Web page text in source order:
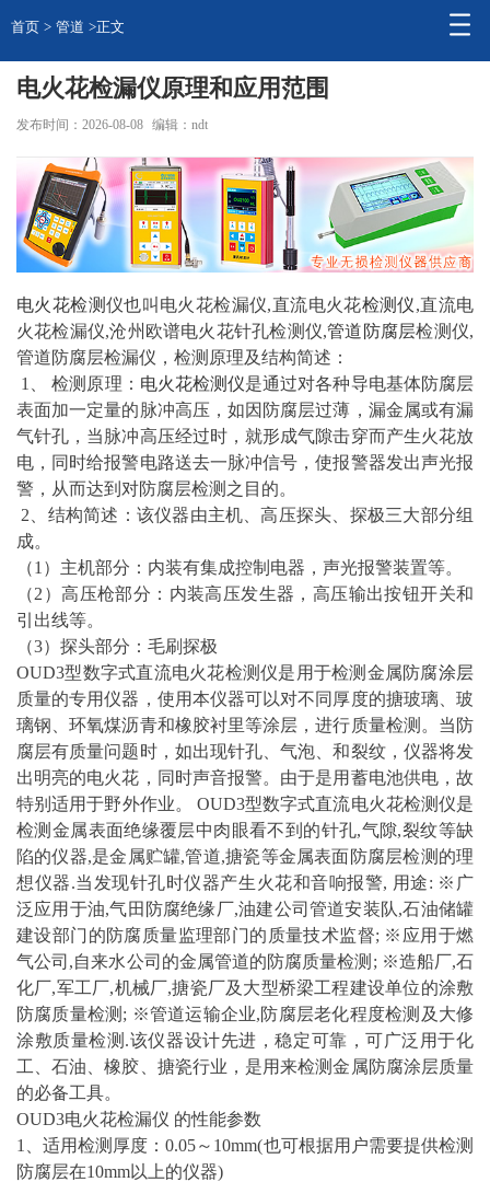
首页 > 管道 >正文
电火花检漏仪原理和应用范围
发布时间：2026-08-08 编辑：ndt
电火花检测仪也叫电火花检漏仪,直流电火花检测仪,直流电
火花检漏仪,沧州欧谱电火花针孔检测仪,管道 防腐层检测仪,
管道防腐层检漏仪，检测原理及结构简述：
1、 检测原理： 电火花检测仪是通过对各种导电基体防腐层
表面加一定量的脉冲高压，如因防腐层过薄，漏金属或有漏
气针孔，当脉冲高压经过时，就形成气隙击穿而产生火花放
电，同时给报警电路送去一脉冲信号，使报警器发出声光报
警，从而达到对防腐层检测之目的。
2、结构简述：该仪器由主机、高压探头、探极三大部分组
成。
（1）主机部分：内装有集成控制电器，声光报警装置等。
（2）高压枪部分：内装高压发生器，高压输出按钮开关和
引出线等。
（3）探头部分：毛刷探极
OUD3型数字式直流电火花检测仪是用于检测金属防腐涂层
质量的专用仪器，使用本仪器可以对不同厚度的搪玻璃、玻
璃钢、环氧煤沥青和橡胶衬里等涂层，进行质量检测。当防
腐层有质量问题时，如出现针孔、气泡、和裂纹，仪器将发
出明亮的电火花，同时声音报警。由于是用蓄电池供电，故
特别适用于野外作业。 OUD3型数字式直流电火花检测仪是
检测金属表面绝缘覆层中肉眼看不到的针孔,气隙,裂纹等缺
陷的仪器,是金属贮罐,管道,搪瓷等金属表面防腐层检测的理
想仪器.当发现针孔时仪器产生火花和音响报警, 用途: ※广
泛应用于油,气田防腐绝缘厂,油建公司管道安装队,石油储罐
建设部门的防腐质量监理部门的质量技术监督; ※应用于燃
气公司,自来水公司的金属管道的防腐质量检测; ※造船厂,石
化厂,军工厂,机械厂,搪瓷厂及大型桥梁工程建设单位的涂敷
防腐质量检测; ※管道运输企业,防腐层老化程度检测及大修
涂敷质量检测.该仪器设计先进，稳定可靠，可广泛用于化
工、石油、橡胶、搪瓷行业，是用来检测金属防腐涂层质量
的必备工具。
OUD3电火花检漏仪 的性能参数
1、适用检测厚度：0.05～10mm(也可根据用户需要提供检测
防腐层在10mm以上的仪器)